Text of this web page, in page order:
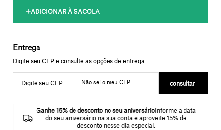
Não sei o meu CEP
Ganhe 15% de desconto no seu aniversárioInforme a data
do seu aniversário na sua conta e aproveite 15% de
desconto nesse dia especial.